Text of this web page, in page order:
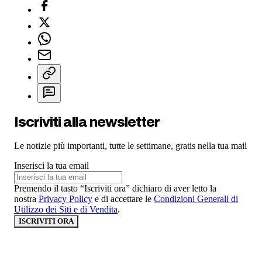
Iscriviti alla newsletter
Le notizie più importanti, tutte le settimane, gratis nella tua mail
Inserisci la tua email
Premendo il tasto “Iscriviti ora” dichiaro di aver letto la
nostra Privacy Policy e di accettare le Condizioni Generali di
Utilizzo dei Siti e di Vendita.
ISCRIVITI ORA